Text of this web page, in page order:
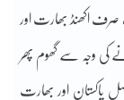
صرف اکھنڈ بھارت اور
کی وجہ سے گھوم پھر
پاکستان اور بھارت